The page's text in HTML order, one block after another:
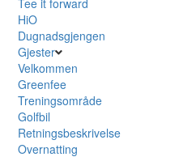
HiO
Dugnadsgjengen
Gjester
Velkommen
Greenfee
Treningsområde
Golfbil
Retningsbeskrivelse
Overnatting